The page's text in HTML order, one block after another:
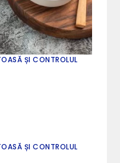
ȘI CONTROLUL
ȘI CONTROLUL